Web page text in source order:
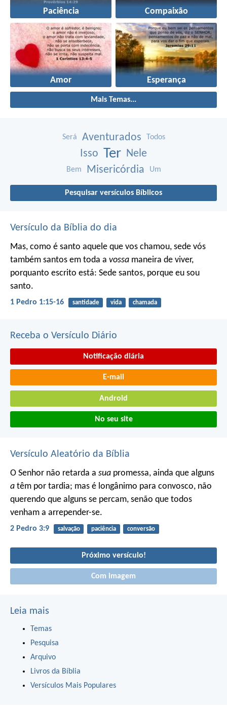
Paciência Compaixão
Amor Esperança
Mais Temas...
Será Aventurados Todos
Isso Ter Nele
Bem Misericórdia Um
Pesquisar versículos Bíblicos
Versículo da Bíblia do dia
Mas, como é santo aquele que vos chamou, sede vós
também santos em toda a vossa maneira de viver,
porquanto escrito está: Sede santos, porque eu sou
santo.
1 Pedro 1:15-16 santidade vida chamada
Receba o Versículo Diário
Notificação diária
E-mail
Android
No seu site
Versículo Aleatório da Bíblia
O Senhor não retarda a sua promessa, ainda que alguns
a têm por tardia; mas é longânimo para convosco, não
querendo que alguns se percam, senão que todos
venham a arrepender-se.
2 Pedro 3:9 salvação paciência conversão
Próximo versículo!
Com imagem
Leia mais
Temas
Pesquisa
Arquivo
Livros da Bíblia
Versículos Mais Populares